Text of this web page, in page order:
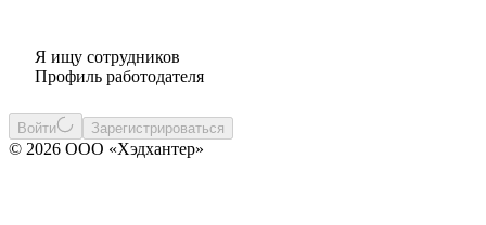
Я ищу сотрудников
Профиль работодателя
Войти Зарегистрироваться
© 2026 ООО «Хэдхантер»